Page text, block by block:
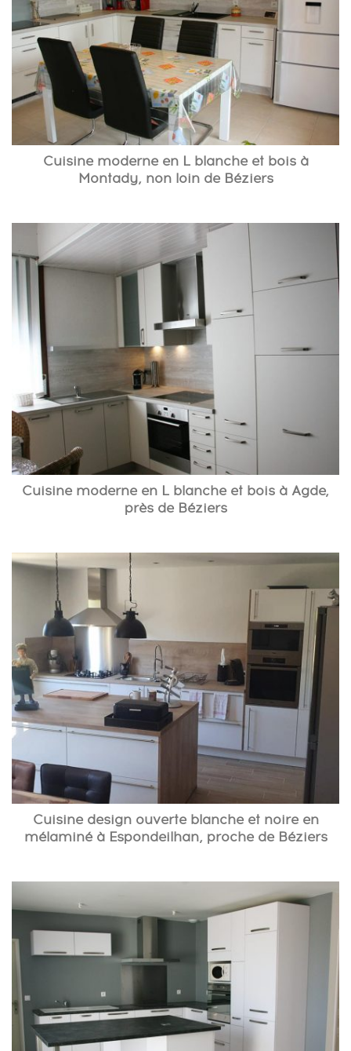
Cuisine moderne en L blanche et bois à
Montady, non loin de Béziers
Cuisine moderne en L blanche et bois à Agde,
près de Béziers
Cuisine design ouverte blanche et noire en
mélaminé à Espondeilhan, proche de Béziers